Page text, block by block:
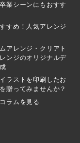
業シーンにもおすす
すめ！人気アレンジ
アレンジ・クリアト
ンジのオリジナルデ
ラストを印刷したお
贈ってみませんか？
ラムを見る